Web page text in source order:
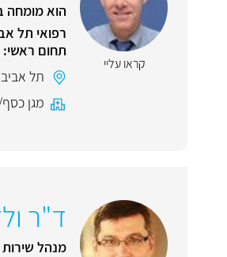
קראו עליי
הוא מומחה
רפואי תל
תחום ראשי:
תל אביב
מגן
ד"ר
מנהל